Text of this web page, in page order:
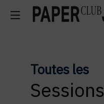
Toutes les
Sessions